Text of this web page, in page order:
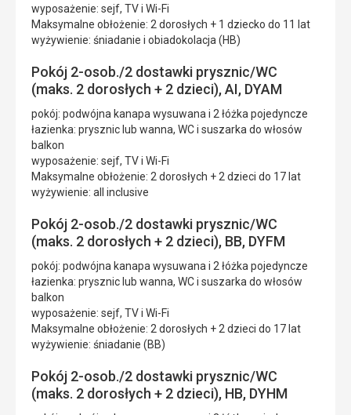
wyposażenie: sejf, TV i Wi-Fi
Maksymalne obłożenie: 2 dorosłych + 1 dziecko do 11 lat
wyżywienie: śniadanie i obiadokolacja (HB)
Pokój 2-osob./2 dostawki prysznic/WC
(maks. 2 dorosłych + 2 dzieci), AI, DYAM
pokój: podwójna kanapa wysuwana i 2 łóżka pojedyncze
łazienka: prysznic lub wanna, WC i suszarka do włosów
balkon
wyposażenie: sejf, TV i Wi-Fi
Maksymalne obłożenie: 2 dorosłych + 2 dzieci do 17 lat
wyżywienie: all inclusive
Pokój 2-osob./2 dostawki prysznic/WC
(maks. 2 dorosłych + 2 dzieci), BB, DYFM
pokój: podwójna kanapa wysuwana i 2 łóżka pojedyncze
łazienka: prysznic lub wanna, WC i suszarka do włosów
balkon
wyposażenie: sejf, TV i Wi-Fi
Maksymalne obłożenie: 2 dorosłych + 2 dzieci do 17 lat
wyżywienie: śniadanie (BB)
Pokój 2-osob./2 dostawki prysznic/WC
(maks. 2 dorosłych + 2 dzieci), HB, DYHM